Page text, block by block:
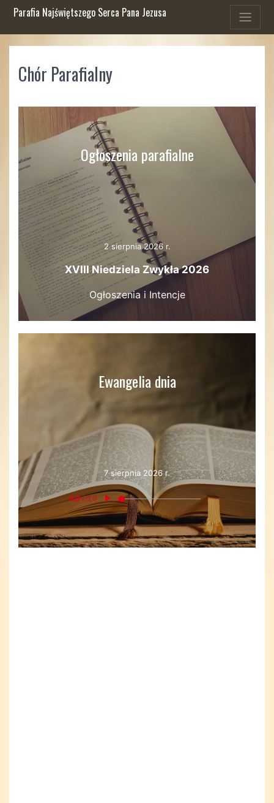
Parafia Najświętszego Serca Pana Jezusa
Chór Parafialny
Ogłoszenia parafialne
2 sierpnia 2026 r.
XVIII Niedziela Zwykła 2026
Ogłoszenia i Intencje
Ewangelia dnia
7 sierpnia 2026 r.